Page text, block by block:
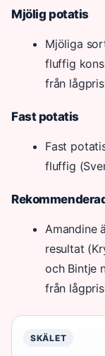
Mjölig potatis
Mjöliga
fluffig
från
Fast potatis
Fast
fluffig
Amandine
resultat
och Bintje
från
SKÄLET